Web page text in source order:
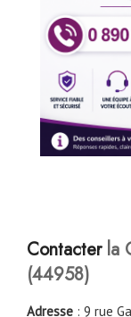
Contacterla
(44958)
Adresse : 9 rue